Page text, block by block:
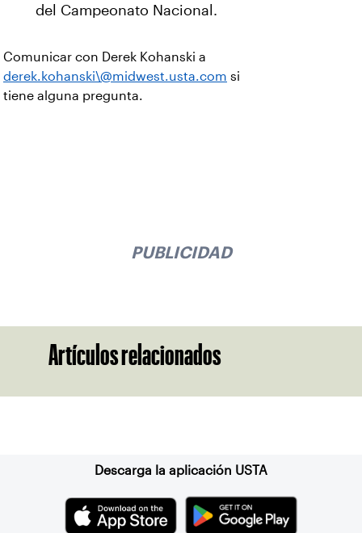
del Campeonato Nacional.
Comunicar con Derek Kohanski a
derek.kohanski\@midwest.usta.com si
tiene alguna pregunta.
PUBLICIDAD
Artículos relacionados
Descarga la aplicación USTA